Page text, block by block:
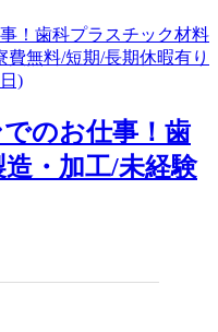
のお仕事！歯
・加工/未経験